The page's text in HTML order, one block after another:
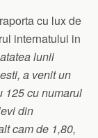
cu lux de
internatului in
lunii
a venit un
125 cu numarul
din
cam de 1,80,